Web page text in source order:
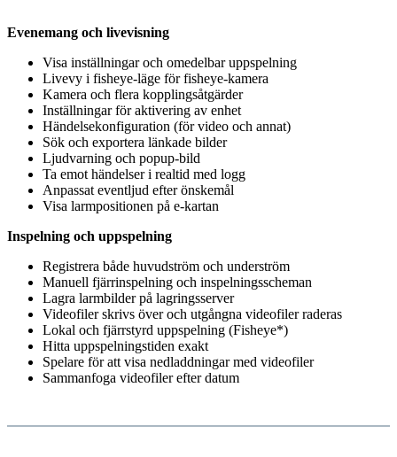
Evenemang och livevisning
Visa inställningar och omedelbar uppspelning
Livevy i fisheye-läge för fisheye-kamera
Kamera och flera kopplingsåtgärder
Inställningar för aktivering av enhet
Händelsekonfiguration (för video och annat)
Sök och exportera länkade bilder
Ljudvarning och popup-bild
Ta emot händelser i realtid med logg
Anpassat eventljud efter önskemål
Visa larmpositionen på e-kartan
Inspelning och uppspelning
Registrera både huvudström och underström
Manuell fjärrinspelning och inspelningsscheman
Lagra larmbilder på lagringsserver
Videofiler skrivs över och utgångna videofiler raderas
Lokal och fjärrstyrd uppspelning (Fisheye*)
Hitta uppspelningstiden exakt
Spelare för att visa nedladdningar med videofiler
Sammanfoga videofiler efter datum